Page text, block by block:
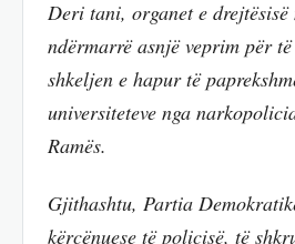
Deri tani, organet e drejtësisë
ndërmarrë asnjë veprim për
shkeljen e hapur të
universiteteve nga
Ramës.
Gjithashtu, Partia
kërcënuese të policisë, të